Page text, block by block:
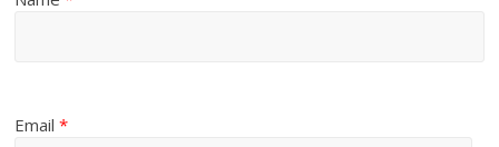
Email*